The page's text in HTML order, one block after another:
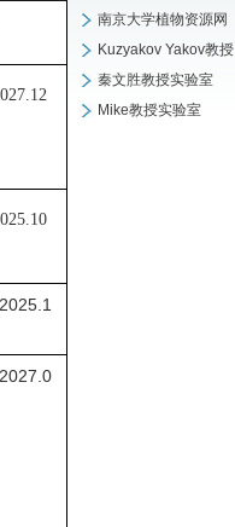
南京大学植物资源网
Kuzyakov Yakov教授
秦文胜教授实验室
Mike教授实验室